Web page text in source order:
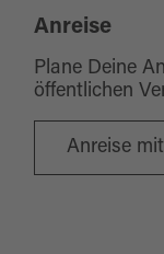
Anreise
Plane Deine
öffentlichen
Anreise